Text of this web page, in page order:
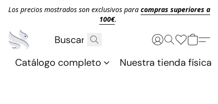
Los precios mostrados son exclusivos para compras superiores a
100€.
Catálogo completo Nuestra tienda física